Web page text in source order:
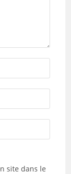
site dans le